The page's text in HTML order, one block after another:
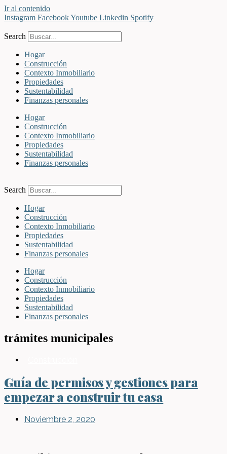
Ir al contenido
Instagram FacebookYoutube Linkedin Spotify
Search
Hogar
Construcción
Contexto Inmobiliario
Propiedades
Sustentabilidad
Finanzas personales
Hogar
Construcción
Contexto Inmobiliario
Propiedades
Sustentabilidad
Finanzas personales
Search
Hogar
Construcción
Contexto Inmobiliario
Propiedades
Sustentabilidad
Finanzas personales
Hogar
Construcción
Contexto Inmobiliario
Propiedades
Sustentabilidad
Finanzas personales
trámites municipales
Guía de permisos y gestiones para
empezar a construir tu casa
Noviembre 2, 2020